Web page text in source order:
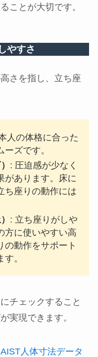
ことが大切です。
やすさ
さを指し、立ち座
人の体格に合った
ズです。
: 圧迫感が少なく
があります。床に
ち座りの動作には
: 立ち座りがしや
方に使いやすい高
の動作をサポート
。
チェックすること
実現できます。
人体寸法データ